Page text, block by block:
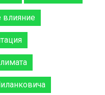
влияние